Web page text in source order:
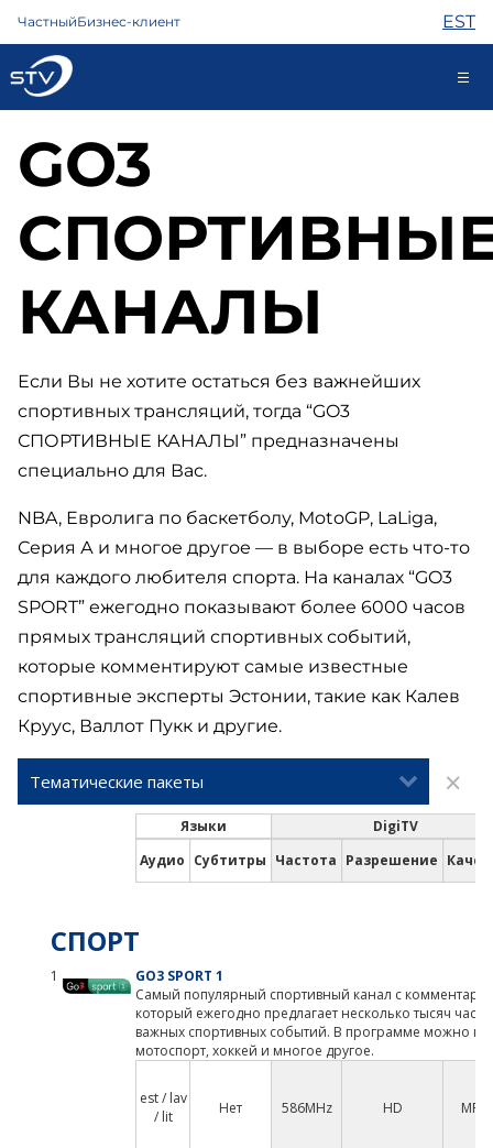
ЧастныйБизнес-клиент EST
kontakt@stv.ee
ТВ
Телефон
Помощь
Магазин
Контакты
Новости
GO3
КАНАЛЫ
Если Вы не хотите остаться без важнейших
спортивных трансляций, тогда “GO3
СПОРТИВНЫЕ КАНАЛЫ” предназначены
специально для Вас.
NBA, Евролига по баскетболу, MotoGP, LaLiga,
Серия А и многое другое — в выборе есть что-то
для каждого любителя спорта. На каналах “GO3
SPORT” ежегодно показывают более 6000 часов
прямых трансляций спортивных событий,
которые комментируют самые известные
спортивные эксперты Эстонии, такие как Калев
Круус, Валлот Пукк и другие.